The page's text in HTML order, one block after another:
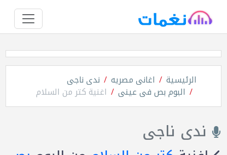
الرئيسية اغانى مصريه ندى ناجى
البوم بص فى عينى اغنية كتر من السلام
ندى ناجى